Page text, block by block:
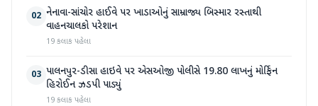
02 નેનાવા-સાંચોર હાઈવે પર ખાડાઓનું સામ્રાજ્ય બિસ્માર રસ્તાથી
વાહનચાલકો પરેશાન
19 કલાક પહેલા
03 પાલનપુર-ડીસા હાઇવે પર એસઓજી પોલીસે 19.80 લાખનું મોર્ફિન
હિરોઈન ઝડપી પાડ્યું
19 કલાક પહેલા